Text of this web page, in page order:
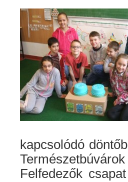
kapcsolódó
Felfedezők